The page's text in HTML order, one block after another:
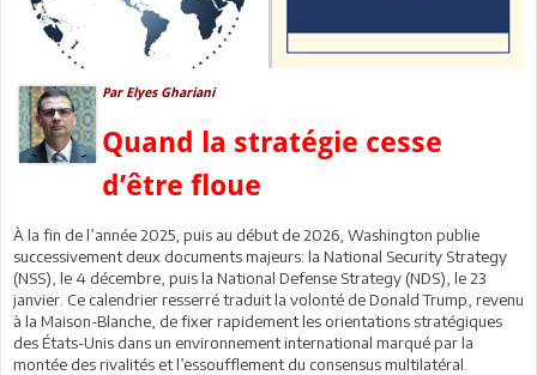
Par Elyes Ghariani
Quand la stratégie cesse
d’être floue
À la fin de l’année 2025, puis au début de 2026, Washington publie
successivement deux documents majeurs: la National Security Strategy
(NSS), le 4 décembre, puis la National Defense Strategy (NDS), le 23
janvier. Ce calendrier resserré traduit la volonté de Donald Trump, revenu
à la Maison-Blanche, de fixer rapidement les orientations stratégiques
des États-Unis dans un environnement international marqué par la
montée des rivalités et l’essoufflement du consensus multilatéral.